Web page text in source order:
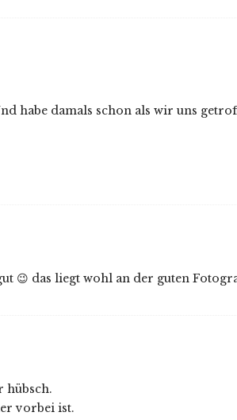
habe damals schon als wir uns
😉 das liegt wohl an der guten
hübsch.
vorbei ist.